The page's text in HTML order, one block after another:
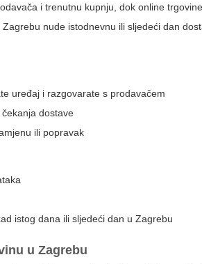
i trenutnu kupnju, dok online
nude istodnevnu ili sljedeći dan
uređaj i razgovarate s prodavačem
dostave
ili popravak
istog dana ili sljedeći dan u Zagrebu
u Zagrebu